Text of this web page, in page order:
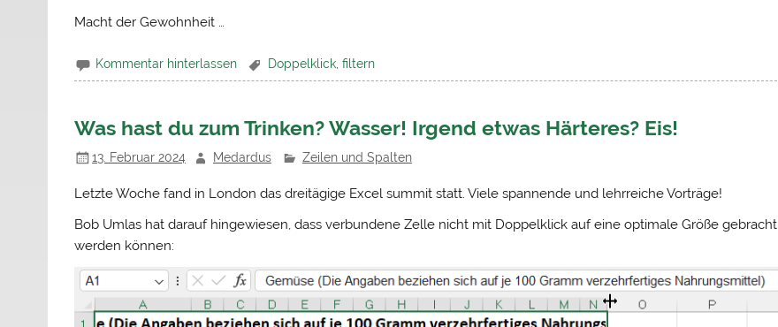
Macht der Gewohnheit …
Kommentar hinterlassen Doppelklick, filtern
Was hast du zum Trinken? Wasser! Irgend etwas Härteres? Eis!
13. Februar 2024 Medardus Zeilen und Spalten
Letzte Woche fand in London das dreitägige Excel summit statt. Viele spannende und lehrreiche Vorträge!
Bob Umlas hat darauf hingewiesen, dass verbundene Zelle nicht mit Doppelklick auf eine optimale Größe gebracht
werden können: